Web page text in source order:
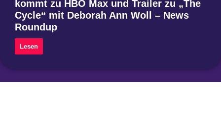
kommt zu HBO Max und Trailer zu „The
Cycle“ mit Deborah Ann Woll – News
Roundup
Lesen